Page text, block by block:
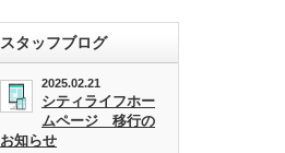
スタッフブログ
2025.02.21
シティライフホー
ムページ 移行の
お知らせ